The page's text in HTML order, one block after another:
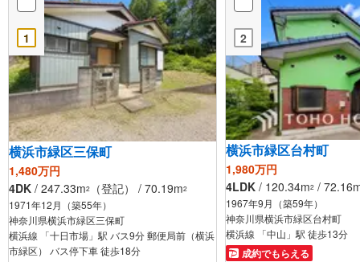
1
横浜市緑区三保町
1,480万円
4DK / 247.33m2 （登記） / 70.19m2
1971年12月（築55年）
神奈川県横浜市緑区三保町
横浜線 「十日市場」駅 バス9分 郵便局前（横浜
市緑区） バス停下車 徒歩18分
2
横浜市緑区台村町
1,980万円
4LDK / 120.34m2 /
1967年9月（築59年）
神奈川県横浜市緑区台村町
横浜線 「中山」駅 徒歩13分
成約でもらえる